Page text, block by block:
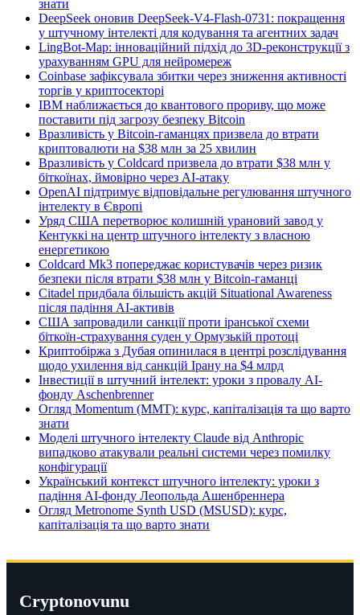
знати
DeepSeek оновив DeepSeek-V4-Flash-0731: покращення
у штучному інтелекті для кодування та агентних задач
LingBot-Map: інноваційний підхід до 3D-реконструкції з
урахуванням GPU для нейромереж
Coinbase зафіксувала збитки через зниження активності
торгів у криптосекторі
IBM наближається до квантового прориву, що може
поставити під загрозу безпеку Bitcoin
Вразливість у Bitcoin-гаманцях призвела до втрати
криптовалюти на $38 млн за 25 хвилин
Вразливість у Coldcard призвела до втрати $38 млн у
біткоїнах, ймовірно через AI-атаку
OpenAI підтримує відповідальне регулювання штучного
інтелекту в Європі
Уряд США перетворює колишній урановий завод у
Кентуккі на центр штучного інтелекту з власною
енергетикою
Coldcard Mk3 попереджає користувачів через ризик
безпеки після втрати $38 млн у Bitcoin-гаманці
Citadel придбала більшість акцій Situational Awareness
після падіння AI-активів
США запровадили санкції проти іранської схеми
біткоїн-страхування суден у Ормузькій протоці
Криптобіржа з Дубая опинилася в центрі розслідування
щодо ухилення від санкцій Ірану на $4 млрд
Інвестиції в штучний інтелект: уроки з провалу AI-
фонду Aschenbrenner
Огляд Momentum (MMT): курс, капіталізація та що варто
знати
Моделі штучного інтелекту Claude від Anthropic
випадково атакували реальні системи через помилку
конфігурації
Український контекст штучного інтелекту: уроки з
падіння AI-фонду Леопольда Ашенбреннера
Огляд Metronome Synth USD (MSUSD): курс,
капіталізація та що варто знати
Cryptonovunu